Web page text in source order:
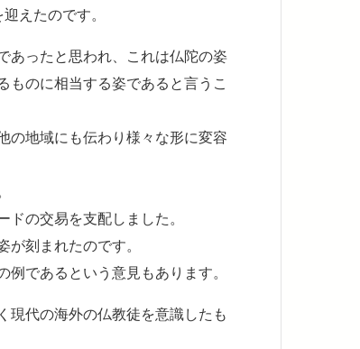
えたのです。
あったと思われ、これは仏陀の姿
ものに相当する姿であると言うこ
の地域にも伝わり様々な形に変容
の交易を支配しました。
刻まれたのです。
であるという意見もあります。
現代の海外の仏教徒を意識したも